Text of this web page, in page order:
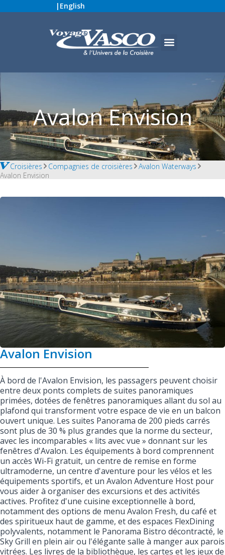
| English
Avalon Envision
Croisières Compagnies de croisières
Avalon Waterways
Avalon Envision
Avalon Envision
À bord de l'Avalon Envision, les passagers peuvent choisir
entre deux ponts complets de suites panoramiques
primées, dotées de fenêtres panoramiques allant du sol au
plafond qui transforment votre espace de vie en un balcon
ouvert unique. Les suites Panorama de 200 pieds carrés
sont plus de 30 % plus grandes que la norme du secteur,
avec les incomparables « lits avec vue » donnant sur les
fenêtres d'Avalon. Les équipements à bord comprennent
un accès Wi-Fi gratuit, un centre de remise en forme
ultramoderne, un centre d'aventure pour les vélos et les
équipements sportifs, et un Avalon Adventure Host pour
vous aider à organiser des excursions et des activités
actives. Profitez d'une cuisine exceptionnelle à bord,
notamment des options de menu Avalon Fresh, du café et
des spiritueux haut de gamme, et des espaces FlexDining
polyvalents, notamment le Panorama Bistro décontracté, le
Sky Grill en plein air ou l'élégante salle à manger aux parois
vitrées. Les livres de la bibliothèque, les cartes et les jeux de